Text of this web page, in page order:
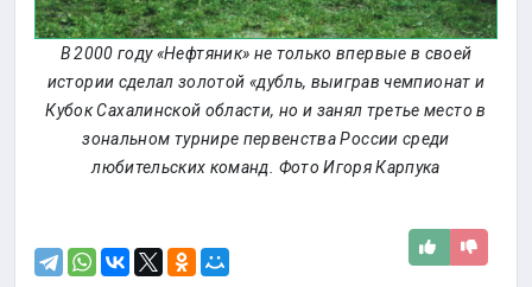
В 2000 году «Нефтяник» не только впервые в своей
истории сделал золотой «дубль, выиграв чемпионат и
Кубок Сахалинской области, но и занял третье место в
зональном турнире первенства России среди
любительских команд. Фото Игоря Карпука